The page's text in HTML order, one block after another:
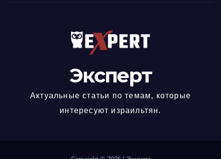
Эксперт
Актуальные статьи по темам, которые
интересуют израильтян.